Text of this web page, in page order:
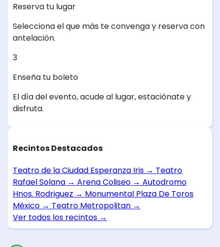
Reserva tu lugar
Selecciona el que más te convenga y reserva con
antelación.
3
Enseña tu boleto
El día del evento, acude al lugar, estaciónate y
disfruta.
Recintos Destacados
Teatro de la Ciudad Esperanza Iris → Teatro
Rafael Solana → Arena Coliseo → Autodromo
Hnos. Rodriguez → Monumental Plaza De Toros
México → Teatro Metropolitan →
Ver todos los recintos →